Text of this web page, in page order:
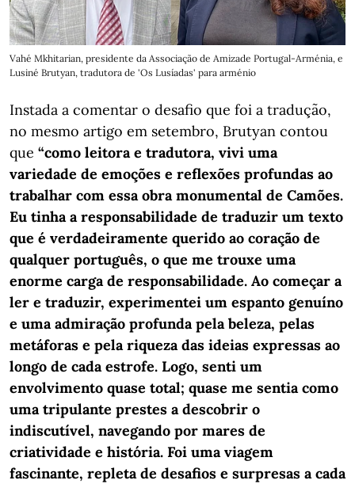
Vahé Mkhitarian, presidente da Associação de Amizade Portugal-Arménia, e
Lusiné Brutyan, tradutora de 'Os Lusíadas' para arménio
Instada a comentar o desafio que foi a tradução,
no mesmo artigo em setembro, Brutyan contou
que “como leitora e tradutora, vivi uma
variedade de emoções e reflexões profundas ao
trabalhar com essa obra monumental de Camões.
Eu tinha a responsabilidade de traduzir um texto
que é verdadeiramente querido ao coração de
qualquer português, o que me trouxe uma
enorme carga de responsabilidade. Ao começar a
ler e traduzir, experimentei um espanto genuíno
e uma admiração profunda pela beleza, pelas
metáforas e pela riqueza das ideias expressas ao
longo de cada estrofe. Logo, senti um
envolvimento quase total; quase me sentia como
uma tripulante prestes a descobrir o
indiscutível, navegando por mares de
criatividade e história. Foi uma viagem
fascinante, repleta de desafios e surpresas a cada